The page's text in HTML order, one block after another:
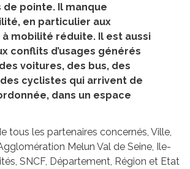
de pointe. Il manque
en particulier aux
mobilité réduite. Il est aussi
conflits d’usages générés
voitures, des bus, des
cyclistes qui arrivent de
dans un espace
tous les partenaires concernés, Ville,
Melun Val de Seine, Ile-
SNCF, Département, Région et Etat